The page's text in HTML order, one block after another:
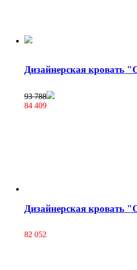
Дизайнерская кровать
93 788
84 409
Дизайнерская кровать
82 052